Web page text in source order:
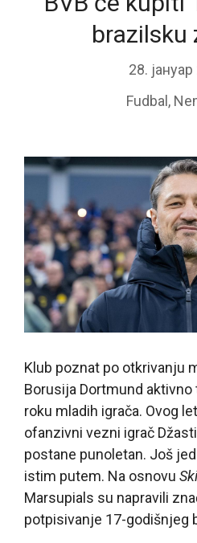
brazilsku
28.
Fudbal ,
Klub poznat po otkrivanju
Borusija Dortmund aktivno
roku mladih igrača. Ovog
ofanzivni vezni igrač
postane punoletan. Još
istim putem. Na osnovu
Marsupials su napravili
potpisivanje 17-godišnjeg